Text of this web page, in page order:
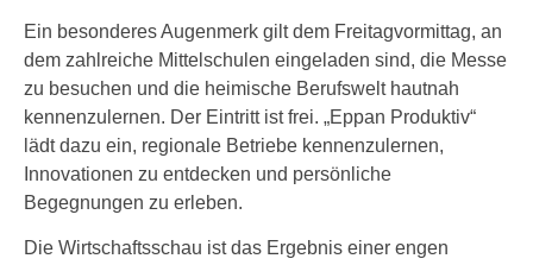
Ein besonderes Augenmerk gilt dem Freitagvormittag, an
dem zahlreiche Mittelschulen eingeladen sind, die Messe
zu besuchen und die heimische Berufswelt hautnah
kennenzulernen. Der Eintritt ist frei. „Eppan Produktiv“
lädt dazu ein, regionale Betriebe kennenzulernen,
Innovationen zu entdecken und persönliche
Begegnungen zu erleben.
Die Wirtschaftsschau ist das Ergebnis einer engen